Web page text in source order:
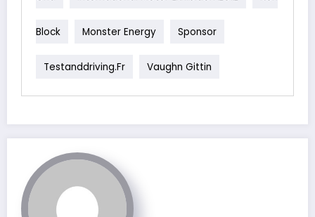
Block Monster Energy Sponsor
Testanddriving.fr Vaughn Gittin